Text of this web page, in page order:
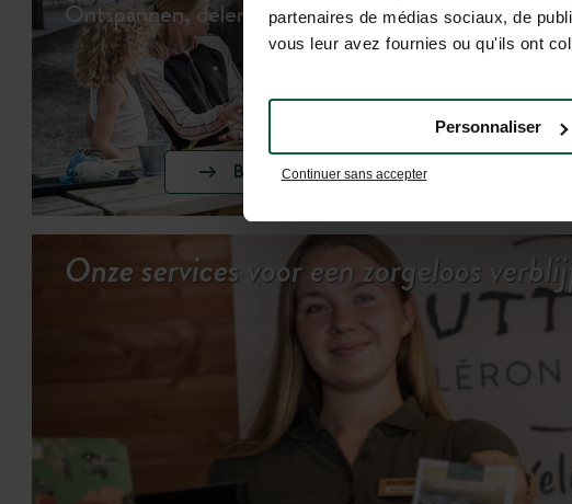
partenaires de médias sociaux, de
vous leur avez fournies ou qu'ils ont
Continuer sans accepter
Personnaliser
Ontspannen, delen & spelen…
BEKIJK DE ACTIVITEITEN
Onze services voor een zorgeloos